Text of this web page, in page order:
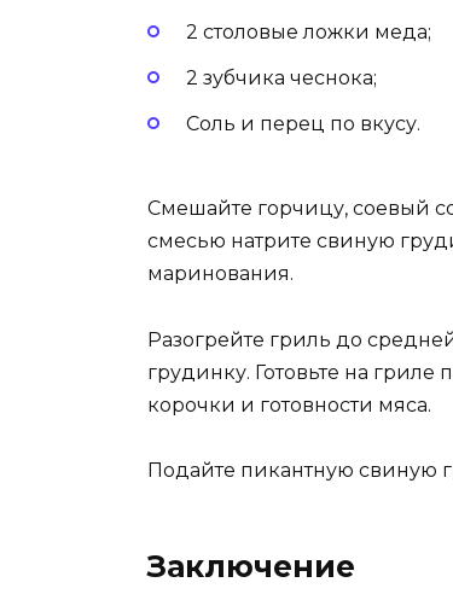
2 столовые ложки меда;
2 зубчика чеснока;
Соль и перец по вкусу.
Смешайте горчицу, соевый
смесью натрите свиную
маринования.
Разогрейте гриль до
грудинку. Готовьте на
корочки и готовности мяса.
Подайте пикантную свиную
Заключение